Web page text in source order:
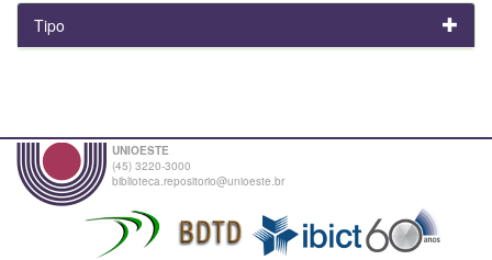
Tipo
UNIOESTE
(45) 3220-3000
biblioteca.repositorio@unioeste.br